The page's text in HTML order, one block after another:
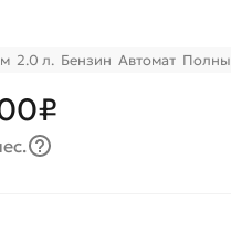
2.0 л. Бензин Автомат